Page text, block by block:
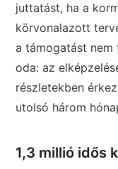
juttatást, ha a
körvonalazott
a támogatást nem
oda: az
részletekben
utolsó három
1,3 millió idős